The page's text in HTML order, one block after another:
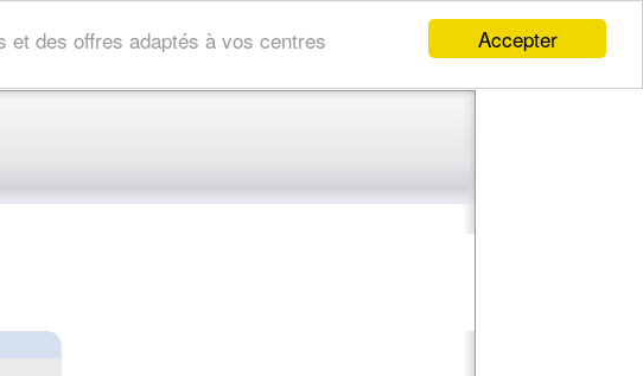
Accepter
et des offres adaptés à vos centres